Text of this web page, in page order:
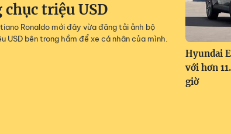
triệu USD
Ronaldo mới đây vừa đăng tải ảnh bộ
USD bên trong hầm để xe cá nhân của mình.
Hyundai
với hơn
giờ